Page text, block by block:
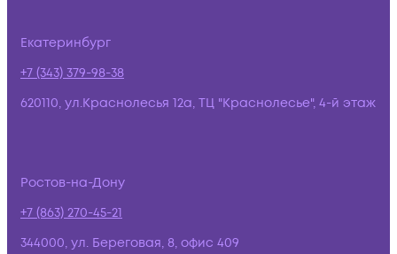
Екатеринбург
+7 (343) 379-98-38
620110, ул.Краснолесья 12а, ТЦ "Краснолесье", 4-й этаж
Ростов-на-Дону
+7 (863) 270-45-21
344000, ул. Береговая, 8, офис 409